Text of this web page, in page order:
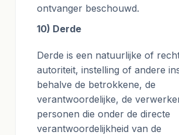
ontvanger beschouwd.
10) Derde
Derde is een natuurlijke of
autoriteit, instelling of andere
behalve de betrokkene, de
verantwoordelijke, de
personen die onder de directe
verantwoordelijkheid van de